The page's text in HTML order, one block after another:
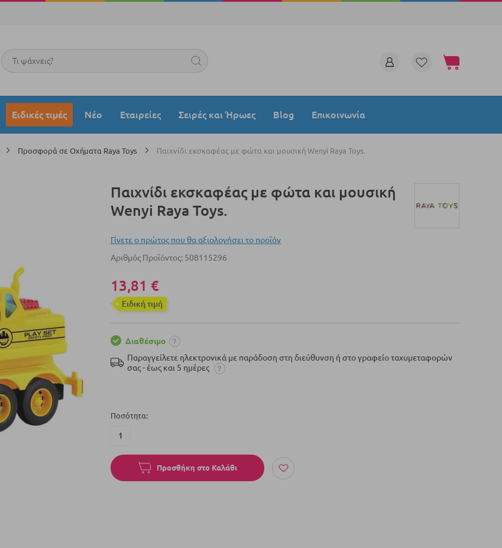
Το καλάθι μου
Search
Ειδικές τιμές Νέο Εταιρείες Σειρές και Ήρωες Blog Επικοινωνία
Προσφορά σε Οχήματα Raya Toys Παιχνίδι εκσκαφέας με φώτα και μουσική Wenyi Raya Toys.
Παιχνίδι εκσκαφέας με φώτα και μουσική
Wenyi Raya Toys.
Γίνετε ο πρώτος που θα αξιολογήσει το προϊόν
Αριθμός Προϊόντος 508115296
13,81 €
Eιδική τιμή
Διαθέσιμο
Παραγγείλετε ηλεκτρονικά με παράδοση στη διεύθυνση ή στο γραφείο ταχυμεταφορών
σας - έως και 5 ημέρες
Ποσότητα
Προσθήκη στο Καλάθι